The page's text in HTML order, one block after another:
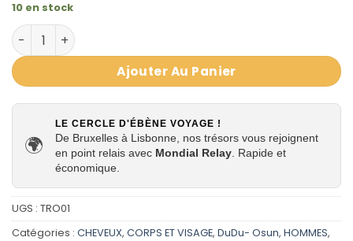
10 en stock
quantité de SAVON NOIR DUDU OSUN TROPICAL
Ajouter Au Panier
🌍
LE CERCLE D'ÉBÈNE VOYAGE !
De Bruxelles à Lisbonne, nos trésors vous rejoignent
en point relais avec Mondial Relay . Rapide et
économique.
UGS : TRO01
Catégories : CHEVEUX, CORPS ET VISAGE, DuDu- Osun, HOMMES,